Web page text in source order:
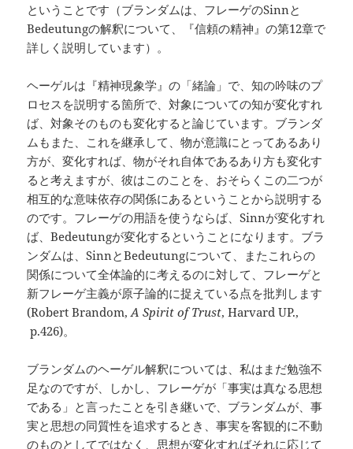
ということです（ブランダムは、フレーゲのSinnと
Bedeutungの解釈について、『信頼の精神』の第12章で
詳しく説明しています）。
ヘーゲルは『精神現象学』の「緒論」で、知の吟味のプ
ロセスを説明する箇所で、対象についての知が変化すれ
ば、対象そのものも変化すると論じています。ブランダ
ムもまた、これを継承して、物が意識にとってあるあり
方が、変化すれば、物がそれ自体であるあり方も変化す
ると考えますが、彼はこのことを、おそらくこの二つが
相互的な意味依存の関係にあるということから説明する
のです。フレーゲの用語を使うならば、Sinnが変化すれ
ば、Bedeutungが変化するということになります。ブラ
ンダムは、SinnとBedeutungについて、またこれらの
関係について全体論的に考えるのに対して、フレーゲと
新フレーゲ主義が原子論的に捉えている点を批判します
(Robert Brandom,A Spirit of Trust, Harvard UP.,
p.426)。
ブランダムのヘーゲル解釈については、私はまだ勉強不
足なのですが、しかし、フレーゲが「事実は真なる思想
である」と言ったことを引き継いで、ブランダムが、事
実と思想の同質性を追求するとき、事実を客観的に不動
のものとしてではなく、思想が変化すればそれに応じて